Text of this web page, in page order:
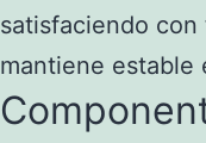
satisfaciendo
mantiene estable